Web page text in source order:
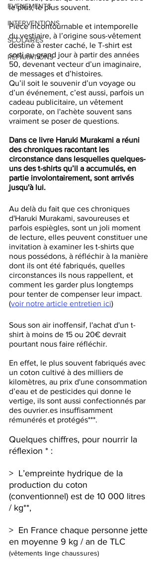
EVENEMENTS
INTERVENTIONS
SCOLAIRES
REPARATIONS
le plus, le plus souvent.
Pièce incontournable et intemporelle
du vestiaire, à l’origine sous-vêtement
destiné à rester caché, le T-shirt est
sorti au grand jour à partir des années
50, devenant vecteur d’un imaginaire,
de messages et d’histoires.
Qu’il soit le souvenir d’un voyage ou
d’un événement, c’est aussi, parfois un
cadeau publicitaire, un vêtement
corporate, on l'achète souvent sans
vraiment se poser de questions.
Dans ce livre Haruki Murakami a réuni
des chroniques racontant les
circonstance dans lesquelles quelques-
uns des t-shirts qu’il a accumulés, en
partie involontairement, sont arrivés
jusqu'à lui.
Au delà du fait que ces chroniques
d'Haruki Murakami, savoureuses et
parfois espiègles, sont un joli moment
de lecture, elles peuvent constituer une
invitation à examiner les t-shirts que
nous possédons, à réfléchir à la manière
dont ils ont été fabriqués, quelles
circonstances ils nous rappellent, et
comment les garder plus longtemps
pour tenter de compenser leur impact.
(voir notre article entretien ici)
Sous son air inoffensif, l'achat d'un t-
shirt à moins de 15 ou 20€ devrait
pourtant nous faire réfléchir.
En effet, le plus souvent fabriqués avec
un coton cultivé à des milliers de
kilomètres, au prix d'une consommation
d’eau et de pesticides qui donne le
vertige, ils sont aussi confectionnés par
des ouvrier.es insuffisamment
rémunérés et protégés***.
Quelques chiffres, pour nourrir la
réflexion * :
>  L’empreinte hydrique de la
production du coton
(conventionnel) est de 10 000 litres
/ kg**,
>  En France chaque personne jette
en moyenne 9 kg / an de TLC
(vêtements linge chaussures)